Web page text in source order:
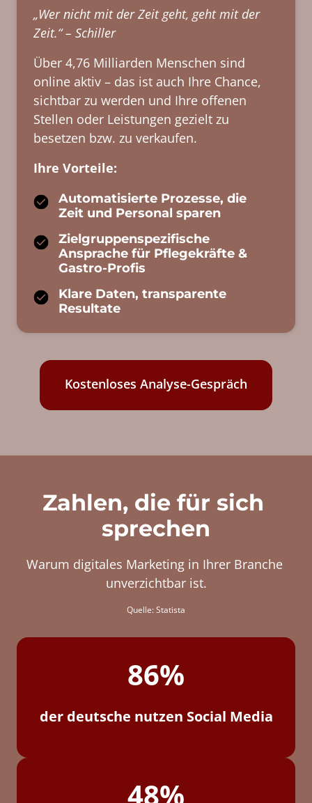
„Wer nicht mit der Zeit geht, geht mit der
Zeit.“ – Schiller
Über 4,76 Milliarden Menschen sind
online aktiv – das ist auch Ihre Chance,
sichtbar zu werden und Ihre offenen
Stellen oder Leistungen gezielt zu
besetzen bzw. zu verkaufen.
Ihre Vorteile:
Automatisierte Prozesse, die
Zeit und Personal sparen
Zielgruppenspezifische
Ansprache für Pflegekräfte &
Gastro-Profis
Klare Daten, transparente
Resultate
Kostenloses Analyse-Gespräch
Zahlen, die für sich
sprechen
Warum digitales Marketing in Ihrer
Branche
unverzichtbar ist.
Quelle: Statista
86%
der deutsche nutzen Social Media
48%